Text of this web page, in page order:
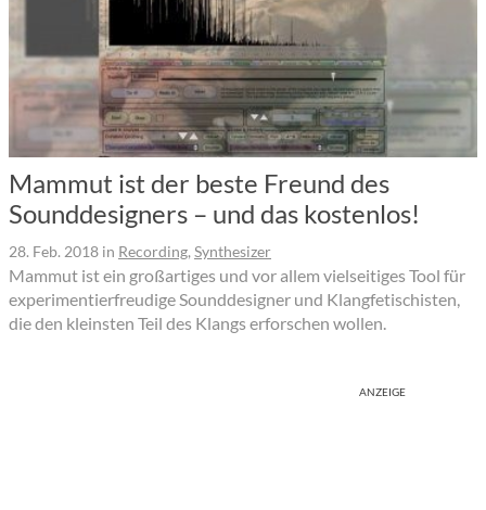
Mammut ist der beste Freund des
Sounddesigners – und das kostenlos!
28. Feb. 2018 in Recording, Synthesizer
Mammut ist ein großartiges und vor allem vielseitiges Tool für
experimentierfreudige Sounddesigner und Klangfetischisten,
die den kleinsten Teil des Klangs erforschen wollen.
ANZEIGE